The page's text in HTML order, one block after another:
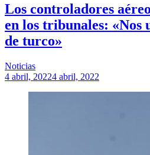
Los controladores
en los tribunales: «Nos
de turco»
Noticias
4 abril, 20224 abril, 2022